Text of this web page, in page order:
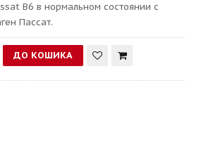
B6 в нормальном состоянии с
Пассат.